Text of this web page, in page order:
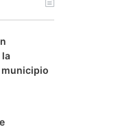
la